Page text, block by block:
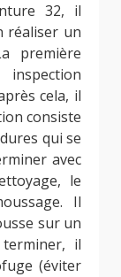
32, il
réaliser un
première
cela, il
consiste
qui se
avec
le
Il
sur un
il
(éviter